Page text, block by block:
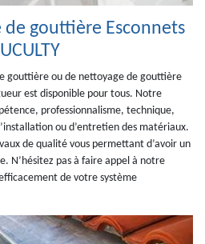
gouttière Esconnets
gouttière ou de nettoyage de gouttière
est disponible pour tous. Notre
professionnalisme, technique,
ou d’entretien des matériaux.
de qualité vous permettant d’avoir un
N’hésitez pas à faire appel à notre
de votre système